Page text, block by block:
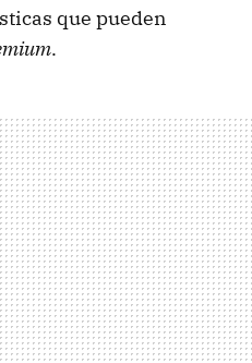
que pueden
.